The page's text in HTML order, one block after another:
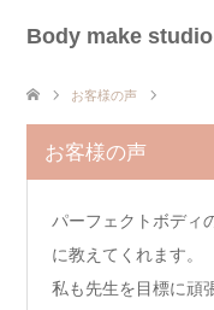
Body make
お客様の声
お客様の声
パーフェクトボディ
に教えてくれます。
私も先生を目標に頑